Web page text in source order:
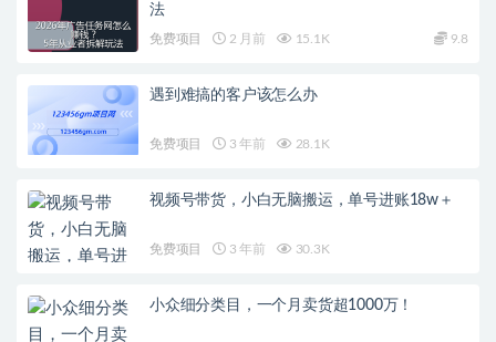
法
免费项目 2 月前 15.1K 9.8
遇到难搞的客户该怎么办
免费项目 3 年前 28.1K
视频号带货，小白无脑搬运，单号进账18w＋
免费项目 3 年前 30.3K
小众细分类目，一个月卖货超1000万！